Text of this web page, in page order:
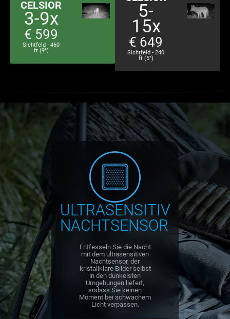
CELSIOR
3-9x
€ 599
Sichtfeld - 460
ft (9°)
5-
15x
€ 649
Sichtfeld - 240
ft (5°)
ULTRASENSITIV
NACHTSENSOR
Entfesseln Sie die Nacht
mit dem ultrasensitiven
Nachtsensor, der
kristallklare Bilder selbst
in den dunkelsten
Umgebungen liefert,
sodass Sie keinen
Moment bei schwachem
Licht verpassen.